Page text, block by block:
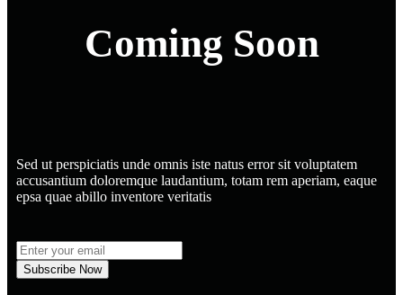
Coming Soon
Sed ut perspiciatis unde omnis iste natus error sit voluptatem
accusantium doloremque laudantium, totam rem aperiam, eaque
epsa quae abillo inventore veritatis
Subscribe Now